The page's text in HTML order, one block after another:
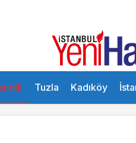
Tuzla Kadıköy